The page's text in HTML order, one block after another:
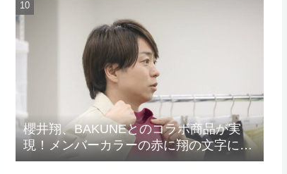
櫻井翔、BAKUNEとのコラボ商品が実
現！メンバーカラーの赤に翔の文字に着
想を得たデザイン